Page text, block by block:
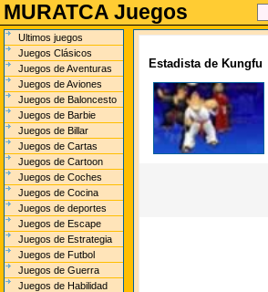
MURATCA Juegos
Ultimos juegos
Juegos Clásicos
Juegos de Aventuras
Juegos de Aviones
Juegos de Baloncesto
Juegos de Barbie
Juegos de Billar
Juegos de Cartas
Juegos de Cartoon
Juegos de Coches
Juegos de Cocina
Juegos de deportes
Juegos de Escape
Juegos de Estrategia
Juegos de Futbol
Juegos de Guerra
Juegos de Habilidad
Estadista de Kungfu